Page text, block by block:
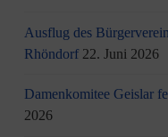
Ausflug des
Rhöndorf 22. Juni 2026
Damenkomitee Geislar
2026